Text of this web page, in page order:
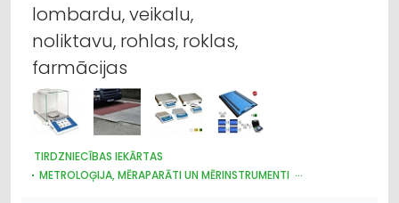
lombardu, veikalu,
noliktavu, rohlas, roklas,
farmācijas
TIRDZNIECĪBAS IEKĀRTAS
METROLOĢIJA, MĒRAPARĀTI UN MĒRINSTRUMENTI